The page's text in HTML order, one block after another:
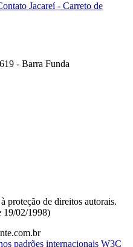
- Barra Funda
proteção de direitos autorais.
02/1998)